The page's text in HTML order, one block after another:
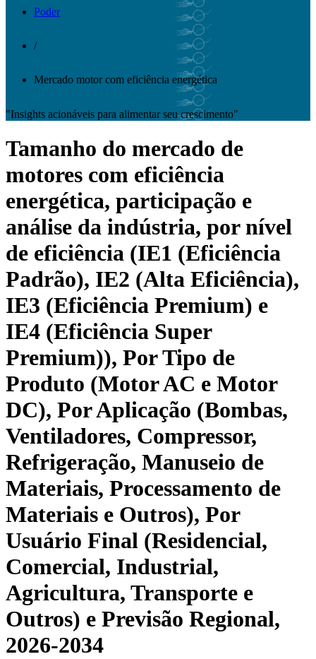
Poder
/
Mercado motor com eficiência energética
"Insights acionáveis ​​para alimentar seu crescimento"
Tamanho do mercado de
motores com eficiência
energética, participação e
análise da indústria, por nível
de eficiência (IE1 (Eficiência
Padrão), IE2 (Alta Eficiência),
IE3 (Eficiência Premium) e
IE4 (Eficiência Super
Premium)), Por Tipo de
Produto (Motor AC e Motor
DC), Por Aplicação (Bombas,
Ventiladores, Compressor,
Refrigeração, Manuseio de
Materiais, Processamento de
Materiais e Outros), Por
Usuário Final (Residencial,
Comercial, Industrial,
Agricultura, Transporte e
Outros) e Previsão Regional,
2026-2034